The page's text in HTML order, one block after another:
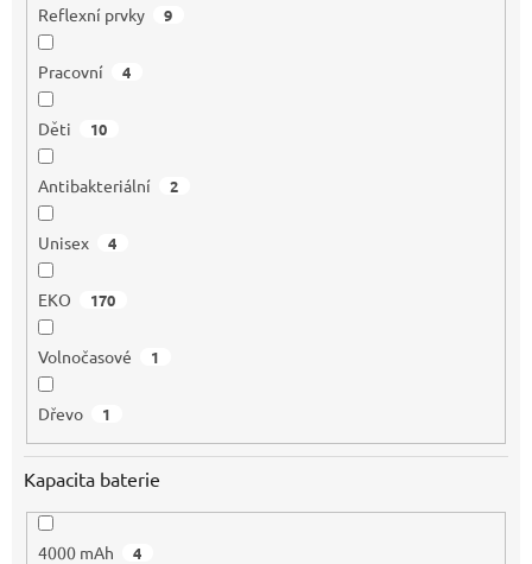
Reflexní prvky 9
Pracovní 4
Děti 10
Antibakteriální 2
Unisex 4
EKO 170
Volnočasové 1
Dřevo 1
Kapacita baterie
4000 mAh 4